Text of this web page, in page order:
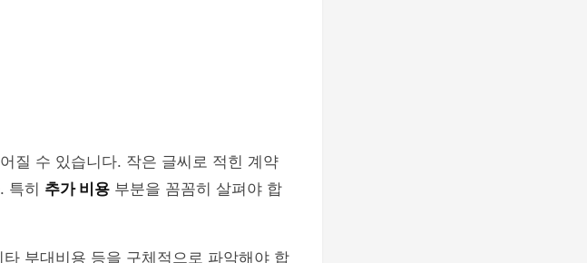
질 수 있습니다. 작은 글씨로 적힌 계약
특히 추가 비용 부분을 꼼꼼히 살펴야 합
부대비용 등을 구체적으로 파악해야 합